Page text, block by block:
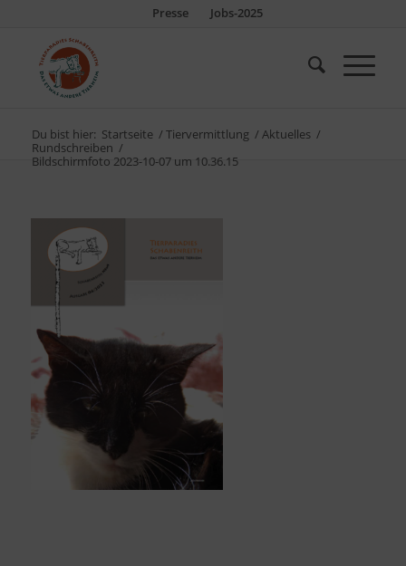
Presse Jobs-2025
Du bist hier: Startseite / Tiervermittlung / Aktuelles /
Rundschreiben /
Bildschirmfoto 2023-10-07 um 10.36.15